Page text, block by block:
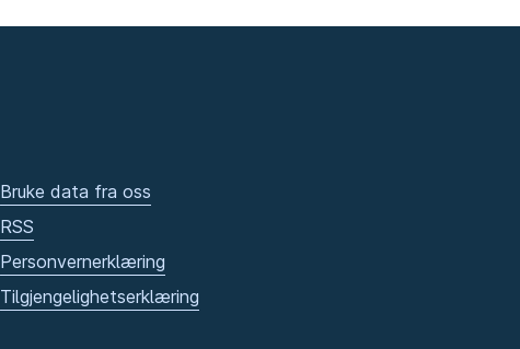
Bruke data fra oss
RSS
Personvernerklæring
Tilgjengelighetserklæring